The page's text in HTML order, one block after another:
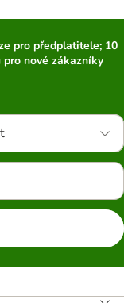
pro předplatitele; 10
nové zákazníky